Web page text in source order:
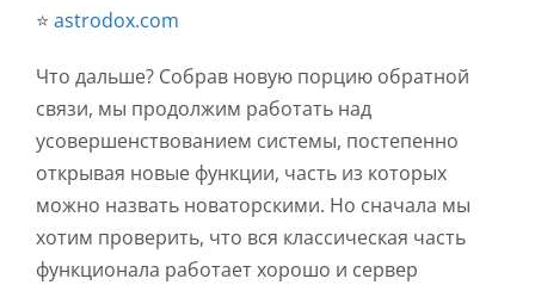
⭐️ astrodox.com
Что дальше? Собрав новую порцию обратной
связи, мы продолжим работать над
усовершенствованием системы, постепенно
открывая новые функции, часть из которых
можно назвать новаторскими. Но сначала мы
хотим проверить, что вся классическая часть
функционала работает хорошо и сервер